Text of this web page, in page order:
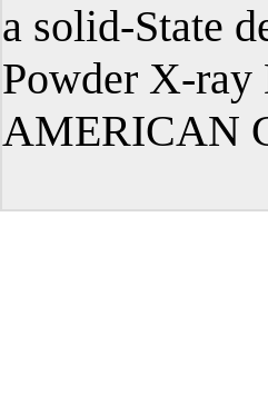
a solid-State
Powder X-
AMERICAN